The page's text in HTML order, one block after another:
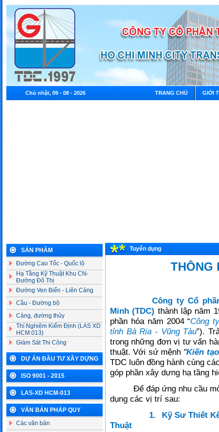
Chủ nhật, 09 - 08 - 2026 TRANG CHỦ GIỚI
SẢN PHẨM
Đường Cao Tốc - Quốc lộ
Hạ Tầng Kỹ Thuật Khu CN-
Đường Đô Thị
Đường Ven Biển - Liên Cảng
Cầu - Đường bộ
Cảng, đường thủy
Thí Nghiệm Kiểm Định (LAS XD
HCM.013)
Giám Sát Thi Công
DỰ ÁN ĐẦU TƯ XÂY DỰNG
ISO 9001 - 2015
LAS-XD HCM-013
VĂN BẢN PHÁP QUY
Các văn bản
Tuyển dụng
THÔNG
Công ty Cổ
Minh (TDC) thành lập năm
phần hóa năm 2004 “Công
tỉnh Bà Rịa - Vũng Tàu”).
trong những đơn vị tư vấn
thuật. Với sứ mệnh "Kiến
TDC luôn đồng hành cùng
góp phần xây dựng hạ tầng
Để đáp ứng nhu cầu
dụng các vị trí sau:
1.
Kỹ Sư Thiết
Thuật